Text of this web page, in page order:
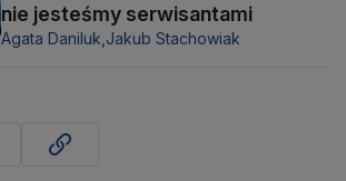
nie jesteśmy serwisantami
Agata Daniluk, Jakub Stachowiak